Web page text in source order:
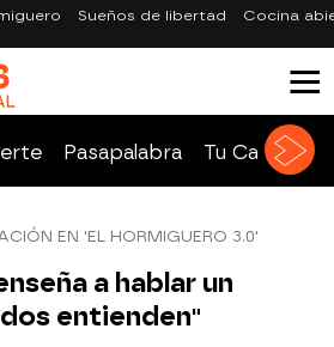
Sueños de libertad Cocina
Pasapalabra Tu Cara Me
EN 'EL HORMIGUERO 3.0'
a hablar un
entienden"